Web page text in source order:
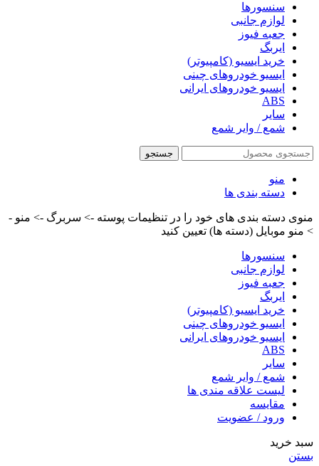
سنسورها
لوازم جانبی
جعبه فیوز
ایربگ
خرید ایسیو (کامپیوتر)
ایسیو خودروهای چینی
ایسیو خودروهای ایرانی
ABS
سایر
شمع / وایر شمع
جستجو
منو
دسته بندی ها
منوی دسته بندی های خود را در تنظیمات پوسته -> سربرگ -> منو -
> منو موبایل (دسته ها) تعیین کنید
سنسورها
لوازم جانبی
جعبه فیوز
ایربگ
خرید ایسیو (کامپیوتر)
ایسیو خودروهای چینی
ایسیو خودروهای ایرانی
ABS
سایر
شمع / وایر شمع
لیست علاقه مندی ها
مقایسه
ورود / عضویت
سبد خرید
بستن